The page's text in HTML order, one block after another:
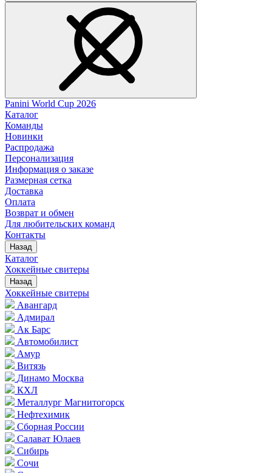
Panini World Cup 2026
Каталог
Команды
Новинки
Распродажа
Персонализация
Информация о заказе
Размерная сетка
Доставка
Оплата
Возврат и обмен
Для любительских команд
Контакты
Назад
Каталог
Хоккейные свитеры
Назад
Хоккейные свитеры
Авангард
Адмирал
Ак Барс
Автомобилист
Амур
Витязь
Динамо Москва
КХЛ
Металлург Магнитогорск
Нефтехимик
Сборная России
Салават Юлаев
Сибирь
Сочи